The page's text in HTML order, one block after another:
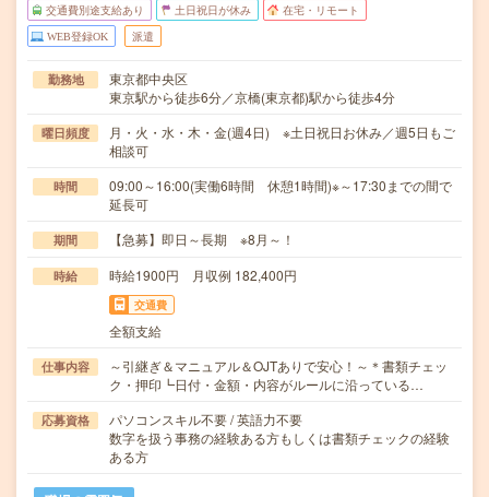
交通費別途支給あり 土日祝日が休み 在宅・リモート
WEB登録OK 派遣
勤務地
東京都中央区
東京駅から徒歩6分／京橋(東京都)駅から徒歩4分
曜日頻度
月・火・水・木・金(週4日) ※土日祝日お休み／週5日もご
相談可
時間
09:00～16:00(実働6時間 休憩1時間)※～17:30までの間で
延長可
期間 【急募】即日～長期 ※8月～！
時給 時給1900円 月収例 182,400円
交通費
全額支給
仕事内容
～引継ぎ＆マニュアル＆OJTありで安心！～＊書類チェッ
ク・押印┗日付・金額・内容がルールに沿っている…
応募資格
パソコンスキル不要 / 英語力不要
数字を扱う事務の経験ある方もしくは書類チェックの経験
ある方